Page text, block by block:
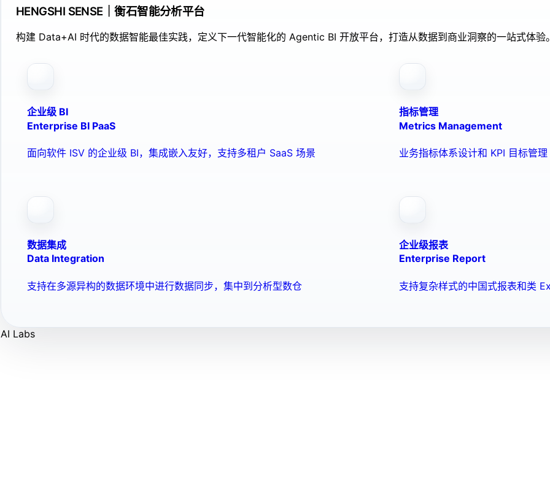
HENGSHI SENSE｜衡石智能分析平台
构建 Data+AI 时代的数据智能最佳实践，定义下一代智能化的 Agentic BI 开放平台，打造从数据到商业洞察的一站式体验
企业级 BI
Enterprise BI PaaS
面向软件 ISV 的企业级 BI，集成嵌入友好，支持多租户 SaaS 场景
指标管理
Metrics Management
业务指标体系设计和 KPI 目标管理
数据集成
Data Integration
支持在多源异构的数据环境中进行数据同步，集中到分析型数仓
企业级报表
Enterprise Report
支持复杂样式的中国式报表和类
AI Labs